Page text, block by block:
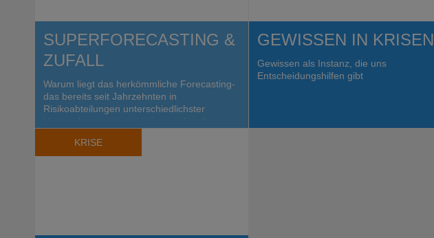
SUPERFORECASTING &
ZUFALL
Warum liegt das herkömmliche Forecasting-
das bereits seit Jahrzehnten in
Risikoabteilungen unterschiedlichster
Unternehmungen praktiziert wird – oft
GEWISSEN IN KRISEN
Gewissen als Instanz, die uns
Entscheidungshilfen gibt
KRISE